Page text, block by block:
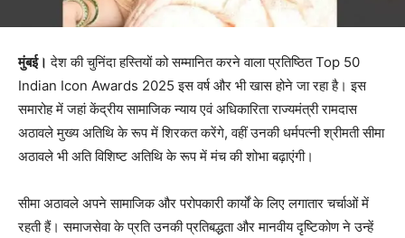
मुंबई। देश की चुनिंदा हस्तियों को सम्मानित करने वाला प्रतिष्ठित Top 50
Indian Icon Awards 2025 इस वर्ष और भी खास होने जा रहा है। इस
समारोह में जहां केंद्रीय सामाजिक न्याय एवं अधिकारिता राज्यमंत्री रामदास
अठावले मुख्य अतिथि के रूप में शिरकत करेंगे, वहीं उनकी धर्मपत्नी श्रीमती सीमा
अठावले भी अति विशिष्ट अतिथि के रूप में मंच की शोभा बढ़ाएंगी।
सीमा अठावले अपने सामाजिक और परोपकारी कार्यों के लिए लगातार चर्चाओं में
रहती हैं। समाजसेवा के प्रति उनकी प्रतिबद्धता और मानवीय दृष्टिकोण ने उन्हें